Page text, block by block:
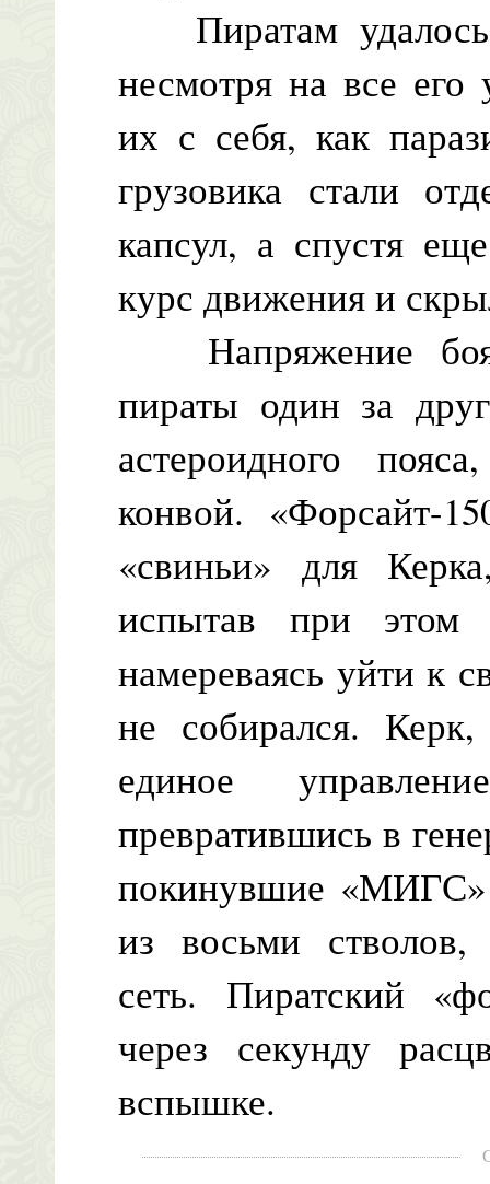
Пиратам удалось
несмотря на все его
их с себя, как
грузовика стали
капсул, а спустя
курс движения и
Напряжение боя
пираты один за
астероидного
конвой. «Форсайт-
«свиньи» для
испытав при этом
намереваясь уйти к
не собирался.
единое
превратившись в
покинувшие «МИГС»
из восьми стволов,
сеть. Пиратский
через секунду
вспышке.